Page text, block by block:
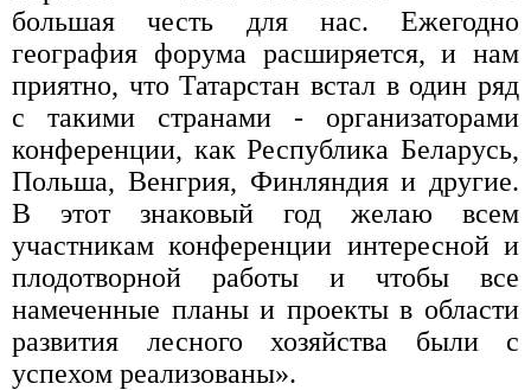
большая честь для нас. Ежегодно
география форума расширяется, и нам
приятно, что Татарстан встал в один ряд
с такими странами - организаторами
конференции, как Республика Беларусь,
Польша, Венгрия, Финляндия и другие.
В этот знаковый год желаю всем
участникам конференции интересной и
плодотворной работы и чтобы все
намеченные планы и проекты в области
развития лесного хозяйства были с
успехом реализованы».